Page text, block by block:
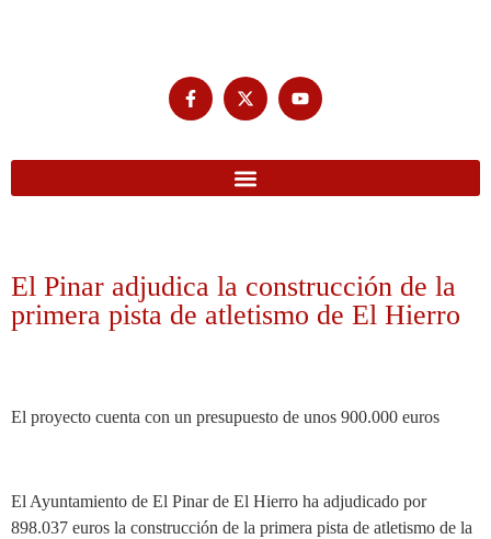
El Pinar adjudica la construcción de la
primera pista de atletismo de El Hierro
El proyecto cuenta con un presupuesto de unos 900.000 euros
El Ayuntamiento de El Pinar de El Hierro ha adjudicado por
898.037 euros la construcción de la primera pista de atletismo de la